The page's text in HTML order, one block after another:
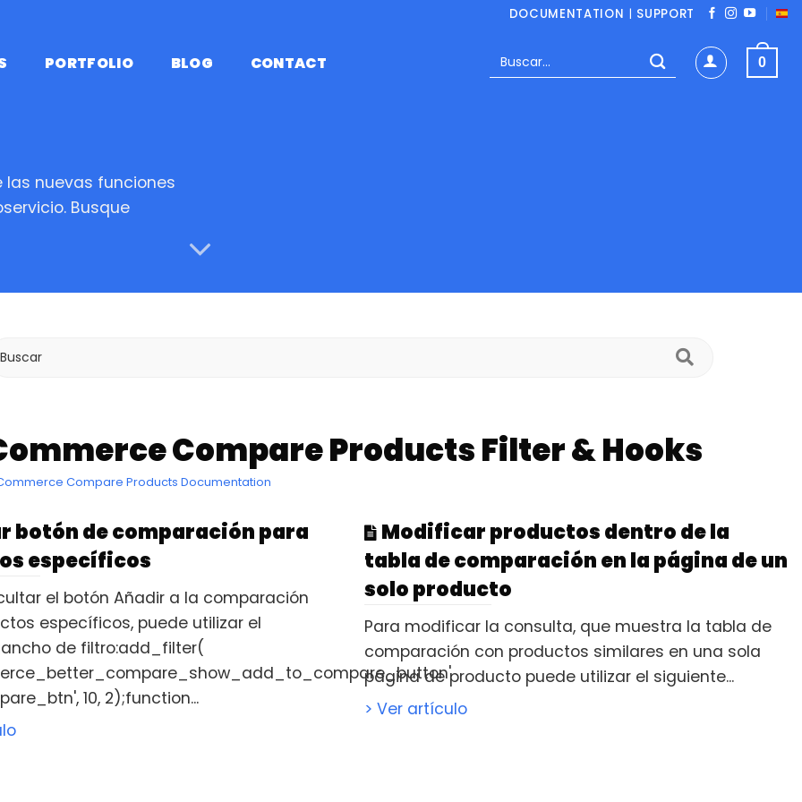
DOCUMENTATION | SUPPORT
PORTFOLIO BLOG CONTACT
Buscar
por:
0
nuevas funciones
Busque
Compare Products Filter & Hooks
Compare Products Documentation
botón de comparación para
específicos
el botón Añadir a la comparación
específicos, puede utilizar el
de filtro:add_filter(
10, 2);function...
Modificar productos dentro de la
tabla de comparación en la página de un
solo producto
Para modificar la consulta, que muestra la tabla de
comparación con productos similares en una sola
página de producto puede utilizar el siguiente...
> Ver artículo